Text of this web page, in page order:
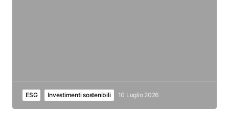
ESG Investimenti sostenibili 10 Luglio 2026